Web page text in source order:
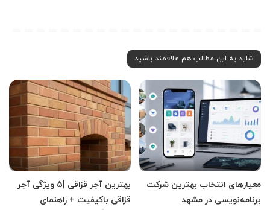
شاید به این مطالب هم علاقمند باشید
معیارهای انتخاب بهترین شرکت
برنامه‌نویسی در مشهد
بهترین آجر قزاقی [5 ویژگی آجر
قزاقی باکیفیت + راهنمای